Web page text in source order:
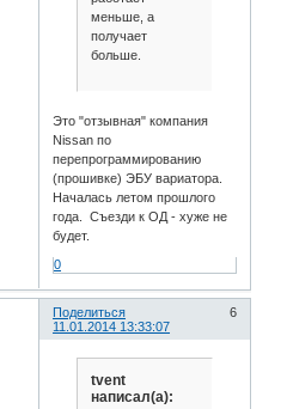
меньше, а
получает
больше.
Это "отзывная" компания
Nissan по
перепрограммированию
(прошивке) ЭБУ вариатора.
Началась летом прошлого
года. Съезди к ОД - хуже не
будет.
0
Поделиться
6
11.01.2014 13:33:07
tvent
написал(а):